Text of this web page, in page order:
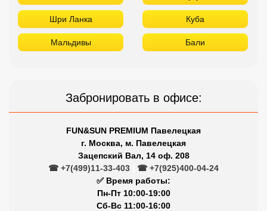
Шри Ланка Куба
Мальдивы Бали
Забронировать в офисе:
FUN&SUN PREMIUM Павелецкая
г. Москва, м. Павелецкая
Зацепский Вал, 14 оф. 208
☎ +7(499)11-33-403
☎ +7(925)400-04-24
✅ Время работы:
Пн-Пт 10:00-19:00
Сб-Вс 11:00-16:00